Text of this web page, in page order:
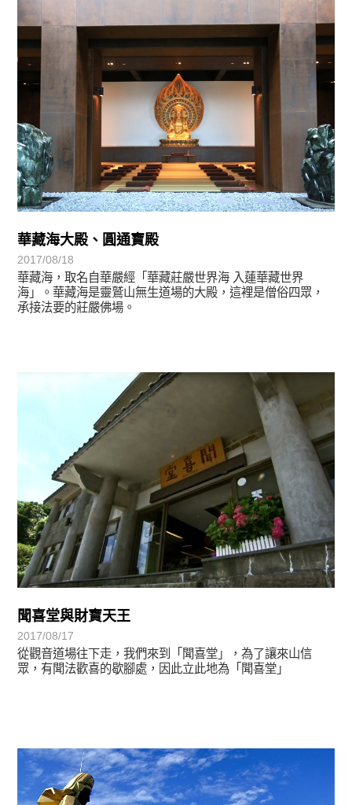
華藏海大殿、圓通寶殿
2017/08/18
華藏海，取名自華嚴經「華藏莊嚴世界海 入蓮華藏世界
海」。華藏海是靈鷲山無生道場的大殿，這裡是僧俗四眾，
承接法要的莊嚴佛場。
靈鷲映象
聞喜堂與財寶天王
2017/08/17
從觀音道場往下走，我們來到「聞喜堂」，為了讓來山信
眾，有聞法歡喜的歇腳處，因此立此地為「聞喜堂」
靈鷲映象